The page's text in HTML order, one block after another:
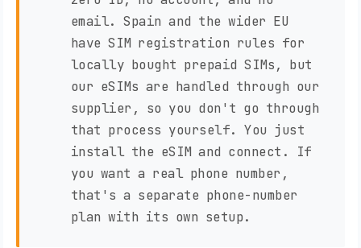
email. Spain and the wider EU
have SIM registration rules for
locally bought prepaid SIMs, but
our eSIMs are handled through our
supplier, so you don't go through
that process yourself. You just
install the eSIM and connect. If
you want a real phone number,
that's a separate phone-number
plan with its own setup.